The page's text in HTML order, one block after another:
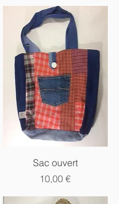
Aperçu rapide
Sac ouvert
Prix
10,00 €